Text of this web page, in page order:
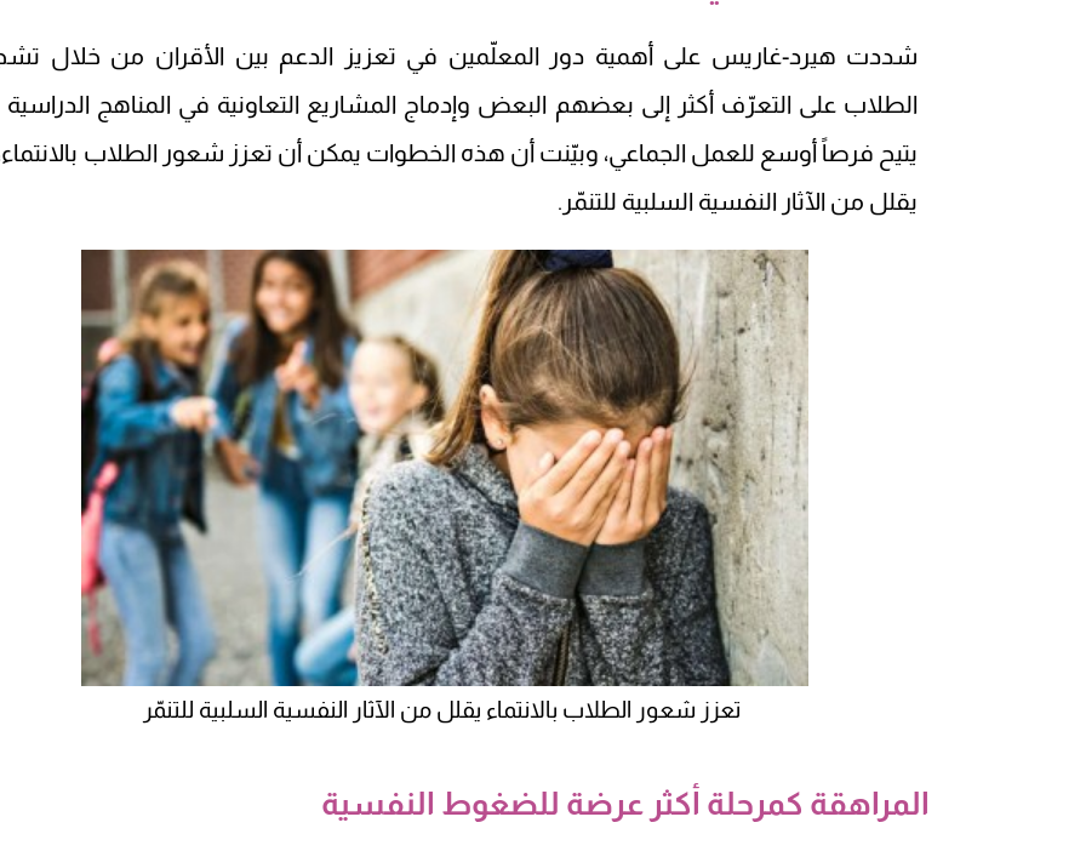
شددت هيرد-غاريس على أهمية دور المعلّمين في تعزيز الدعم بين الأقران من خلال
الطلاب على التعرّف أكثر إلى بعضهم البعض وإدماج المشاريع التعاونية في المناهج الدراسية
يتيح فرصاً أوسع للعمل الجماعي، وبيّنت أن هذه الخطوات يمكن أن تعزز شعور الطلاب
يقلل من الآثار النفسية السلبية للتنمّر.
تعزز شعور الطلاب بالانتماء يقلل من الآثار النفسية السلبية للتنمّر
المراهقة كمرحلة أكثر عرضة للضغوط النفسية